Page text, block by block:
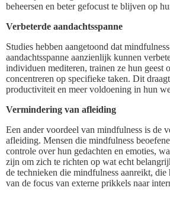
beheersen en beter gefocust te blijven op
Verbeterde aandachtsspanne
Studies hebben aangetoond dat
aandachtsspanne aanzienlijk kunnen
individuen mediteren, trainen ze hun geest
concentreren op specifieke taken. Dit
productiviteit en meer voldoening in hun
Vermindering van afleiding
Een ander voordeel van mindfulness is de
afleiding. Mensen die mindfulness
controle over hun gedachten en emoties,
zijn om zich te richten op wat echt
de technieken die mindfulness aanreikt,
van de focus van externe prikkels naar